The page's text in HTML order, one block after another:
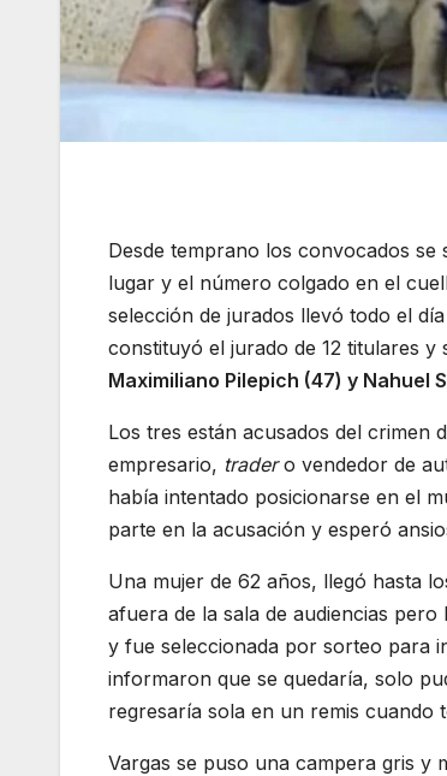
Desde temprano los convocados
lugar y el número colgado en el
selección de jurados llevó todo el
constituyó el jurado de 12 titulares
Maximiliano Pilepich (47) y Nahuel
Los tres están acusados del crimen
empresario, tradero vendedor de
había intentado posicionarse en el
parte en la acusación y esperó
Una mujer de 62 años, llegó hasta
afuera de la sala de audiencias
y fue seleccionada por sorteo para
informaron que se quedaría, solo
regresaría sola en un remis cuando
Vargas se puso una campera gris y